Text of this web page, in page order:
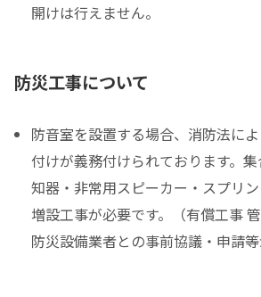
開けは行えません。
防災工事について
防音室を設置する場合、消防法に
付けが義務付けられております。
知器・非常用スピーカー・スプリ
増設工事が必要です。（有償工事
防災設備業者との事前協議・申請等